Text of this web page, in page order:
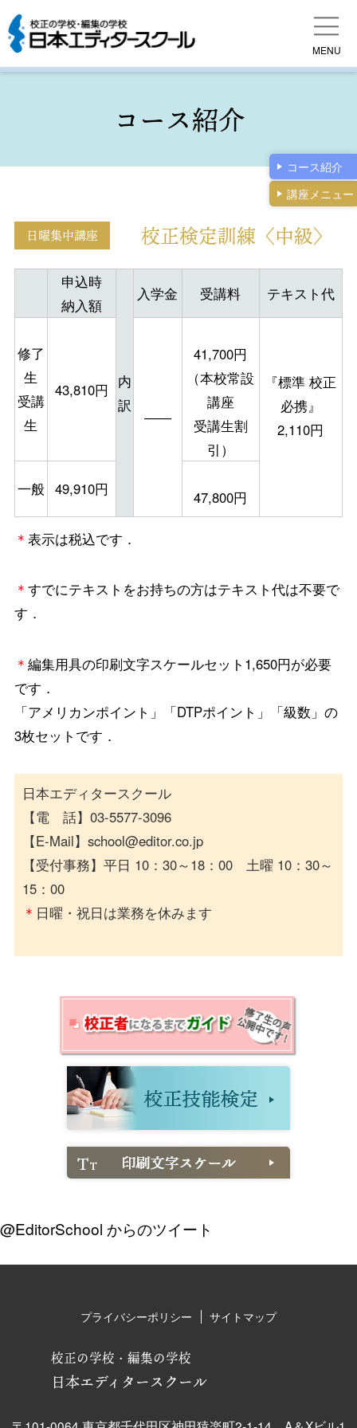
MENU
コース紹介
日曜集中講座 校正検定訓練〈中級〉
申込時
納入額
内
訳
入学金 受講料 テキスト代
修了
生
受講
生
43,810円
――
41,700円
（本校常設
講座
受講生割
引）
『標準 校正
必携』
2,110円
一般 49,910円 47,800円
＊ 表示は税込です．
＊ すでにテキストをお持ちの方はテキスト代は不要で
す．
＊ 編集用具の印刷文字スケールセット1,650円が必要
です．
「アメリカンポイント」「DTPポイント」「級数」の
3枚セットです．
日本エディタースクール
【電 話】03-5577-3096
【E-Mail】school@editor.co.jp
【受付事務】平日 10：30～18：00 土曜 10：30～
15：00
＊ 日曜・祝日は業務を休みます
コース紹介
@EditorSchool からのツイート
校正の学校・編集の学校
日本エディタースクール
プライバシーポリシー サイトマップ